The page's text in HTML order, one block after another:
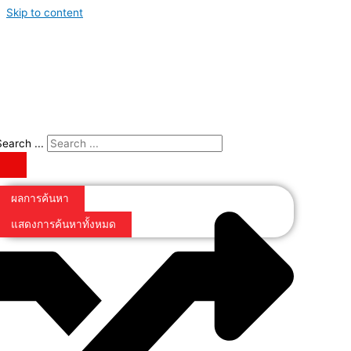
Skip to content
...
ผลการค้นหา
แสดงการค้นหาทั้งหมด